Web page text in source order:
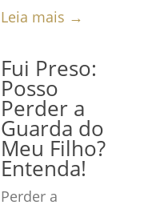
Leia mais →
Fui Preso:
Posso
Perder a
Guarda do
Meu Filho?
Entenda!
Perder a